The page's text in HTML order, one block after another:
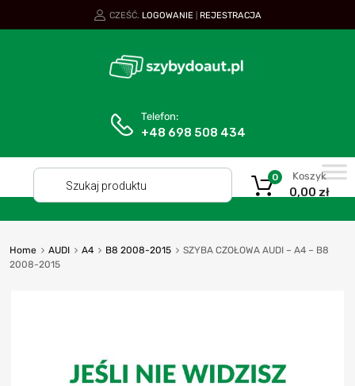
CZEŚĆ. LOGOWANIE REJESTRACJA
Telefon:
+48 698 508 434
Koszyk
0,00 zł
0
Home AUDI A4 B8 2008-2015
SZYBA CZOŁOWA AUDI – A4 – B8
2008-2015